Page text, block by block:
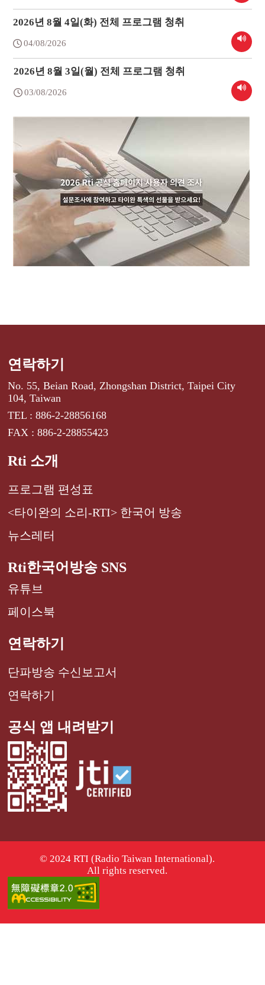
2026년 8월 4일(화) 전체 프로그램 청취
04/08/2026
2026년 8월 3일(월) 전체 프로그램 청취
03/08/2026
연락하기
No. 55, Beian Road, Zhongshan District, Taipei City
104, Taiwan
TEL : 886-2-28856168
FAX : 886-2-28855423
Rti 소개
프로그램 편성표
<타이완의 소리-RTI> 한국어 방송
뉴스레터
Rti한국어방송 SNS
유튜브
페이스북
연락하기
단파방송 수신보고서
연락하기
공식 앱 내려받기
© 2024 RTI (Radio Taiwan International).
All rights reserved.